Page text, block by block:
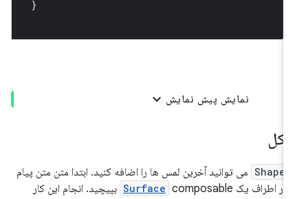
نمایش پیش نمایش
Shape می توانید آخرین لمس ها را اضافه کنید. ابتدا متن متن پیام
در اطراف یک
Surface composable بپیچید. انجام این کار